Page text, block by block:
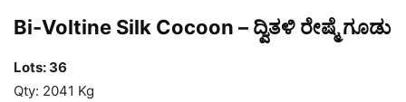
Bi-Voltine Silk Cocoon – ದ್ವಿತಳಿ ರೇಷ್ಮೆ ಗೂಡು
Lots: 36
Qty: 2041 Kg